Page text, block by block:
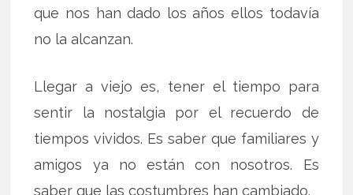
que nos han dado los años ellos todavía
no la alcanzan.
Llegar a viejo es, tener el tiempo para
sentir la nostalgia por el recuerdo de
tiempos vividos. Es saber que familiares y
amigos ya no están con nosotros. Es
saber que las costumbres han cambiado.